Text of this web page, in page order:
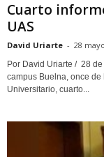
Cuarto
UAS
David Uriarte - 28
Por David Uriarte / 28
campus Buelna, once
Universitario, cuarto...